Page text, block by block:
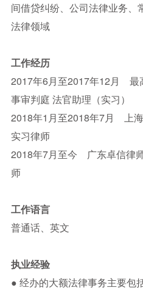
间借贷纠纷、公司法律业务、
法律领域
工作经历
2017年6月至2017年12月 最
事审判庭 法官助理（实习）
2018年1月至2018年7月 上
实习律师
2018年7月至今 广东卓信律
师
工作语言
普通话、英文
执业经验
● 经办的大额法律事务主要包